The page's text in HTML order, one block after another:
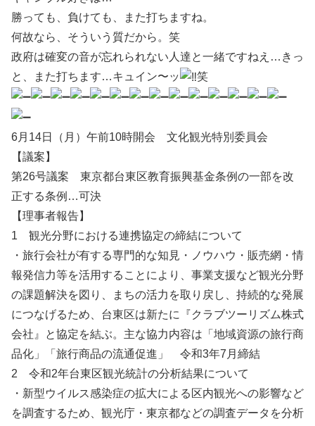
勝っても、負けても、また打ちますね。
何故なら、そういう質だから。笑
政府は確変の音が忘れられない人達と一緒ですねえ…きっ
と、また打ちます…キュイン〜ッ
笑
6月14日（月）午前10時開会 文化観光特別委員会
【議案】
第26号議案 東京都台東区教育振興基金条例の一部を改
正する条例…可決
【理事者報告】
1 観光分野における連携協定の締結について
・旅行会社が有する専門的な知見・ノウハウ・販売網・情
報発信力等を活用することにより、事業支援など観光分野
の課題解決を図り、まちの活力を取り戻し、持続的な発展
につなげるため、台東区は新たに『クラブツーリズム株式
会社』と協定を結ぶ。主な協力内容は「地域資源の旅行商
品化」「旅行商品の流通促進」 令和3年7月締結
2 令和2年台東区観光統計の分析結果について
・新型ウイルス感染症の拡大による区内観光への影響など
を調査するため、観光庁・東京都などの調査データを分析